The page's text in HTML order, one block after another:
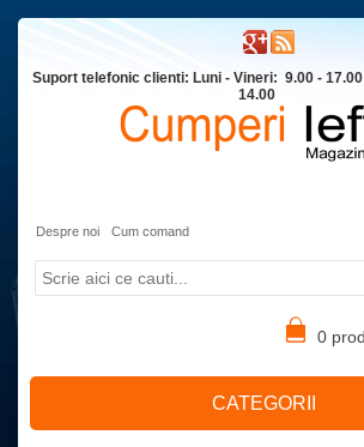
Suport telefonic clienti: Luni - Vineri: 9.00 -
14.00
Despre noi Cum comand
0
CATEGORII